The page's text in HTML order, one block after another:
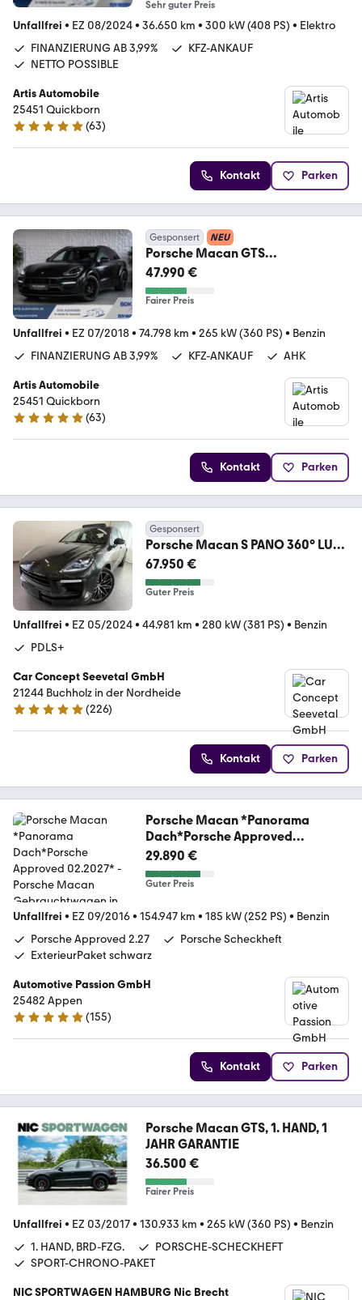
Sehr guter Preis
Unfallfrei • EZ 08/2024• 36.650 km • 300 kW (408 PS) • Elektro
FINANZIERUNG AB 3,99%
KFZ-ANKAUF
NETTO POSSIBLE
Artis Automobile
25451 Quickborn
5 Sterne
(63)
Kontakt Parken
Gesponsert NEU
Porsche Macan GTS
Panoramadach*Bose-
Soundsystem*18-Wege*
47.990 €
Fairer Preis
Unfallfrei • EZ 07/2018• 74.798 km • 265 kW (360 PS) • Benzin
FINANZIERUNG AB 3,99%
KFZ-ANKAUF AHK
Artis Automobile
25451 Quickborn
5 Sterne
(63)
Kontakt Parken
Gesponsert
Porsche Macan S PANO 360° LUFT
21" ABGAS BOSE
67.950 €
Guter Preis
Unfallfrei • EZ 05/2024• 44.981 km • 280 kW (381 PS) • Benzin
PDLS+
Car Concept Seevetal GmbH
21244 Buchholz in der Nordheide
4.8 Sterne
(226)
Kontakt Parken
Porsche Macan *Panorama
Dach*Porsche Approved
02.2027*
29.890 €
Guter Preis
Unfallfrei • EZ 09/2016• 154.947 km • 185 kW (252 PS) • Benzin
Porsche Approved 2.27
Porsche Scheckheft
ExterieurPaket schwarz
Automotive Passion GmbH
25482 Appen
5 Sterne
(155)
Kontakt Parken
Porsche Macan GTS, 1. HAND, 1
JAHR GARANTIE
36.500 €
Fairer Preis
Unfallfrei • EZ 03/2017• 130.933 km • 265 kW (360 PS) • Benzin
1. HAND, BRD-FZG.
PORSCHE-SCHECKHEFT
SPORT-CHRONO-PAKET
NIC SPORTWAGEN HAMBURG Nic Brecht